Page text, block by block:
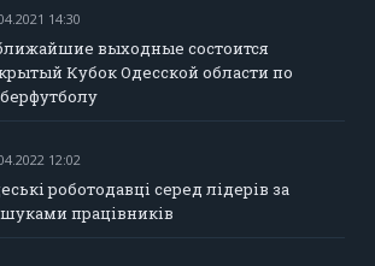
14:30
выходные состоится
Кубок Одесской области по
12:02
роботодавці серед лідерів за
працівників